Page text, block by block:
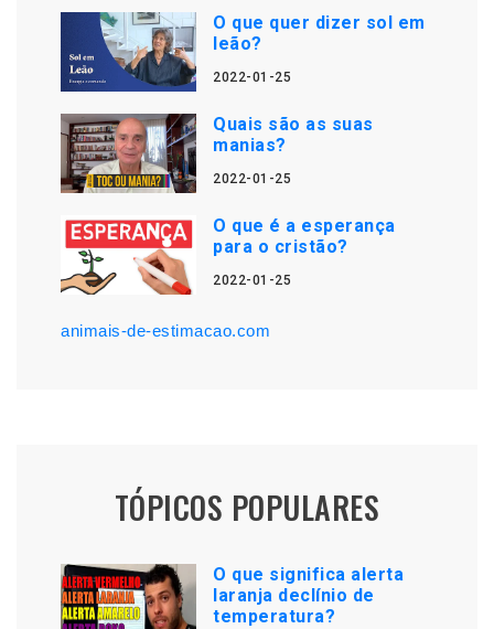
O que quer dizer sol em
leão?
2022-01-25
Quais são as suas
manias?
2022-01-25
O que é a esperança
para o cristão?
2022-01-25
animais-de-estimacao.com
TÓPICOS POPULARES
O que significa alerta
laranja declínio de
temperatura?